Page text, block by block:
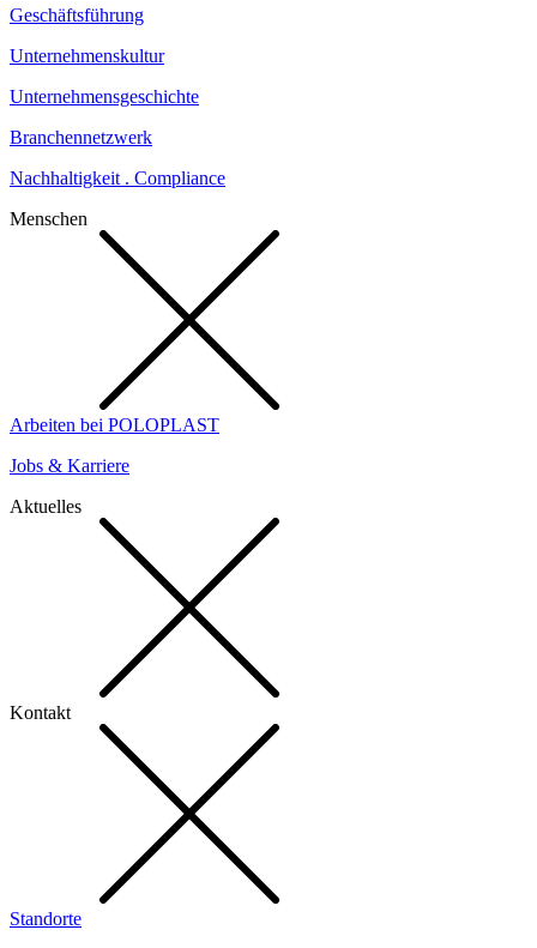
Geschäftsführung
Unternehmenskultur
Unternehmensgeschichte
Branchennetzwerk
Nachhaltigkeit . Compliance
Menschen
Arbeiten bei POLOPLAST
Jobs & Karriere
Aktuelles
Kontakt
Standorte